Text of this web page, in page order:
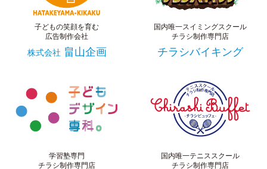
子どもの笑顔を育む
広告制作会社
株式会社 畠山企画
国内唯一スイミングスクール
チラシ制作専門店
チラシバイキング
学習塾専門
チラシ制作専門店
国内唯一テニススクール
チラシ制作専門店